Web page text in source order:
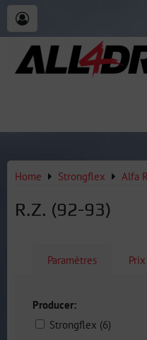
Home Strongflex Alfa
R.Z. (92-93)
Paramètres Prix
Producer:
Strongflex (6)